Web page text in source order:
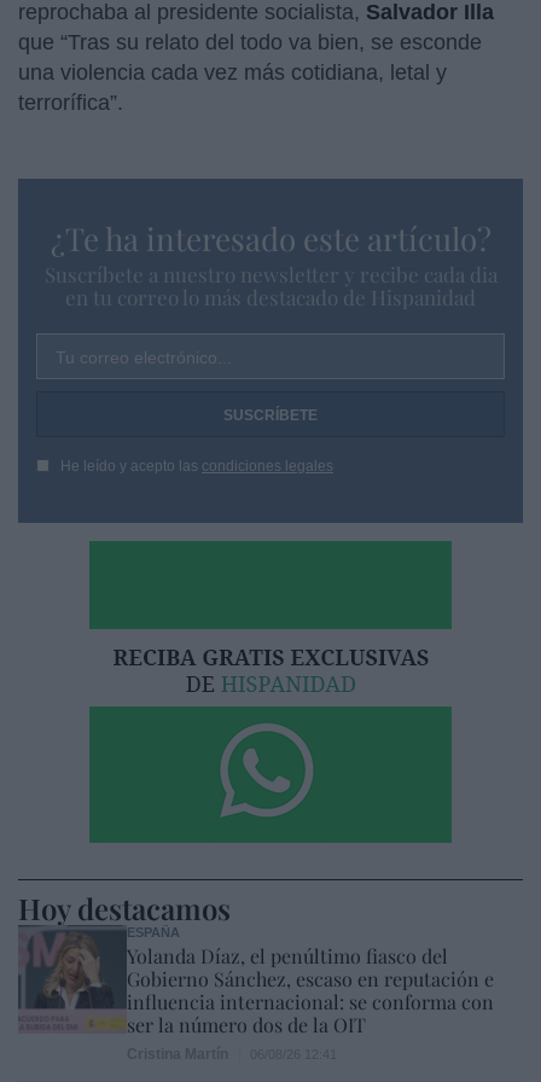
reprochaba al presidente socialista, Salvador Illa
que “Tras su relato del todo va bien, se esconde
una violencia cada vez más cotidiana, letal y
terrorífica”.
¿Te ha interesado este artículo?
Suscríbete a nuestro newsletter y recibe cada dia
en tu correo lo más destacado de Hispanidad
Tu correo electrónico...
He leído y acepto las condiciones legales
Hoy destacamos
ESPAÑA
Yolanda Díaz, el penúltimo fiasco del
Gobierno Sánchez, escaso en reputación e
influencia internacional: se conforma con
ser la número dos de la OIT